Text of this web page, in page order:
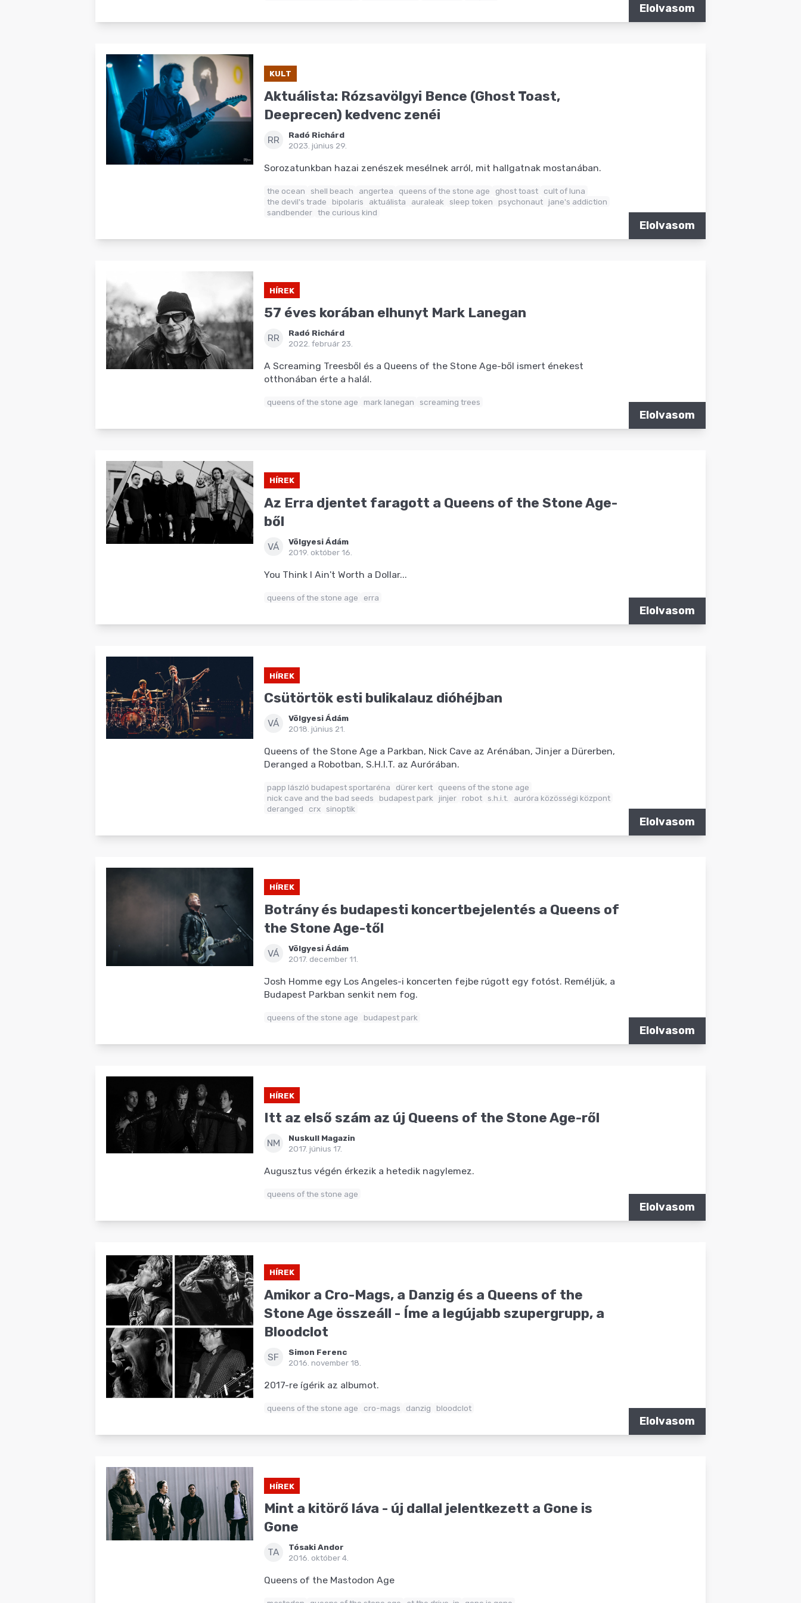
Elolvasom
KULT
Aktuálista: Rózsavölgyi Bence (Ghost Toast,
Deeprecen) kedvenc zenéi
RR
Radó Richárd
2023. június 29.
Sorozatunkban hazai zenészek mesélnek arról, mit hallgatnak mostanában.
the ocean shell beach angertea queens of the stone age ghost toast cult of luna
the devil's trade
bipolaris aktuálista auraleak sleep token psychonaut jane's addiction
sandbender the curious kind
Elolvasom
HÍREK
57 éves korában elhunyt Mark Lanegan
RR
Radó Richárd
2022. február 23.
A Screaming Treesből és a Queens of the Stone Age-ből ismert énekest
otthonában érte a halál.
queens of the stone age mark lanegan screaming trees
Elolvasom
HÍREK
Az Erra djentet faragott a Queens of the Stone Age-
ből
VÁ
Völgyesi Ádám
2019. október 16.
You Think I Ain't Worth a Dollar...
queens of the stone age erra
Elolvasom
HÍREK
Csütörtök esti bulikalauz dióhéjban
VÁ
Völgyesi Ádám
2018. június 21.
Queens of the Stone Age a Parkban, Nick Cave az Arénában, Jinjer a Dürerben,
Deranged a Robotban, S.H.I.T. az Aurórában.
papp lászló budapest sportaréna dürer kert
queens of the stone age
nick cave and the bad seeds
budapest park jinjer robot s.h.i.t.
auróra közösségi központ
deranged
crx sinoptik
Elolvasom
HÍREK
Botrány és budapesti koncertbejelentés a Queens of
the Stone Age-től
VÁ
Völgyesi Ádám
2017. december 11.
Josh Homme egy Los Angeles-i koncerten fejbe rúgott egy fotóst. Reméljük, a
Budapest Parkban senkit nem fog.
queens of the stone age budapest park
Elolvasom
HÍREK
Itt az első szám az új Queens of the Stone Age-ről
NM
Nuskull Magazin
2017. június 17.
Augusztus végén érkezik a hetedik nagylemez.
queens of the stone age
Elolvasom
HÍREK
Amikor a Cro-Mags, a Danzig és a Queens of the
Stone Age összeáll - Íme a legújabb szupergrupp, a
Bloodclot
SF
Simon Ferenc
2016. november 18.
2017-re ígérik az albumot.
queens of the stone age cro-mags danzig bloodclot
Elolvasom
HÍREK
Mint a kitörő láva - új dallal jelentkezett a Gone is
Gone
TA
Tósaki Andor
2016. október 4.
Queens of the Mastodon Age